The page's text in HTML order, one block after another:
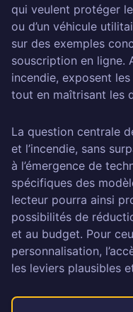
À lire
qui veulent protéger
ou d’un véhicule
sur des exemples
souscription en ligne.
incendie, exposent
tout en maîtrisant les
La question centrale
et l’incendie, sans
à l’émergence de
spécifiques des
lecteur pourra ainsi
possibilités de
et au budget. Pour
personnalisation,
les leviers plausibles